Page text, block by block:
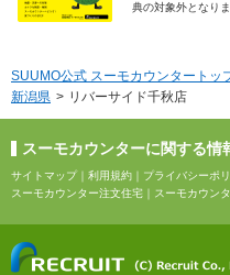
典の対象外となりま
SUUMO公式 スーモカウンタートッ
新潟県
リバーサイド千秋店
スーモカウンターに関する情
サイトマップ｜ 利用規約 ｜ プライバシーポ
スーモカウンター注文住宅 ｜ スーモカウン